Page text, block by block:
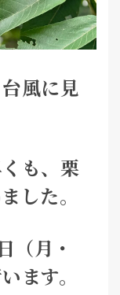
風に見
も、栗
した。
（月・
ます。